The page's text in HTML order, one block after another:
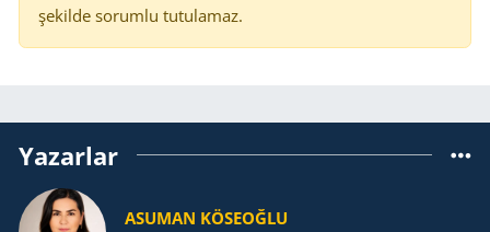
şekilde sorumlu tutulamaz.
Yazarlar
ASUMAN KÖSEOĞLU